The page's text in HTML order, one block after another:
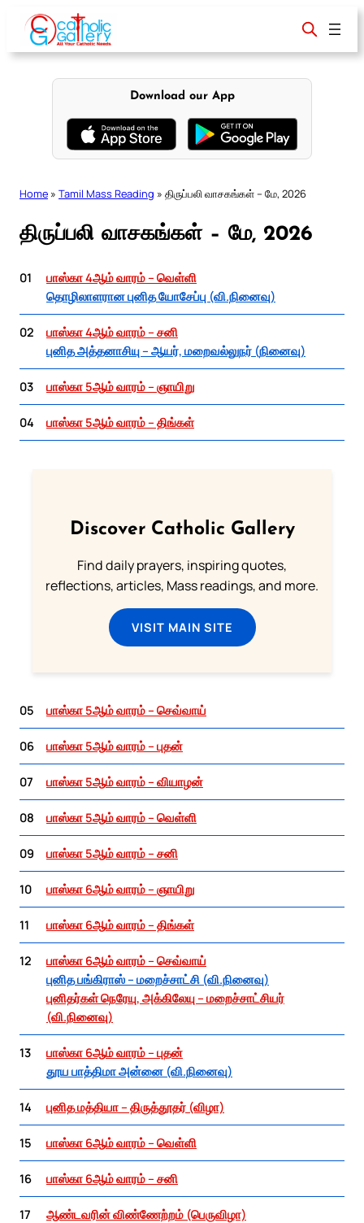
content
Download our App
Home » Tamil Mass Reading » திருப்பலி வாசகங்கள் – மே, 2026
திருப்பலி வாசகங்கள் – மே, 2026
01
பாஸ்கா 4ஆம் வாரம் – வெள்ளி
தொழிலாளரான புனித யோசேப்பு (வி.நினைவு)
02
பாஸ்கா 4ஆம் வாரம் – சனி
புனித அத்தனாசியு – ஆயர், மறைவல்லுநர் (நினைவு)
03 பாஸ்கா 5ஆம் வாரம் – ஞாயிறு
04 பாஸ்கா 5ஆம் வாரம் – திங்கள்
Discover Catholic Gallery
Find daily prayers, inspiring quotes,
reflections, articles, Mass readings, and more.
VISIT MAIN SITE
05 பாஸ்கா 5ஆம் வாரம் – செவ்வாய்
06 பாஸ்கா 5ஆம் வாரம் – புதன்
07 பாஸ்கா 5ஆம் வாரம் – வியாழன்
08 பாஸ்கா 5ஆம் வாரம் – வெள்ளி
09 பாஸ்கா 5ஆம் வாரம் – சனி
10 பாஸ்கா 6ஆம் வாரம் – ஞாயிறு
11 பாஸ்கா 6ஆம் வாரம் – திங்கள்
12
பாஸ்கா 6ஆம் வாரம் – செவ்வாய்
புனித பங்கிராஸ் – மறைச்சாட்சி (வி.நினைவு)
புனிதர்கள் நெரேயு, அக்கிலேயு – மறைச்சாட்சியர்
(வி.நினைவு)
13
பாஸ்கா 6ஆம் வாரம் – புதன்
தூய பாத்திமா அன்னை (வி.நினைவு)
14 புனித மத்தியா – திருத்தூதர் (விழா)
15 பாஸ்கா 6ஆம் வாரம் – வெள்ளி
16 பாஸ்கா 6ஆம் வாரம் – சனி
17 ஆண்டவரின் விண்ணேற்றம் (பெருவிழா)